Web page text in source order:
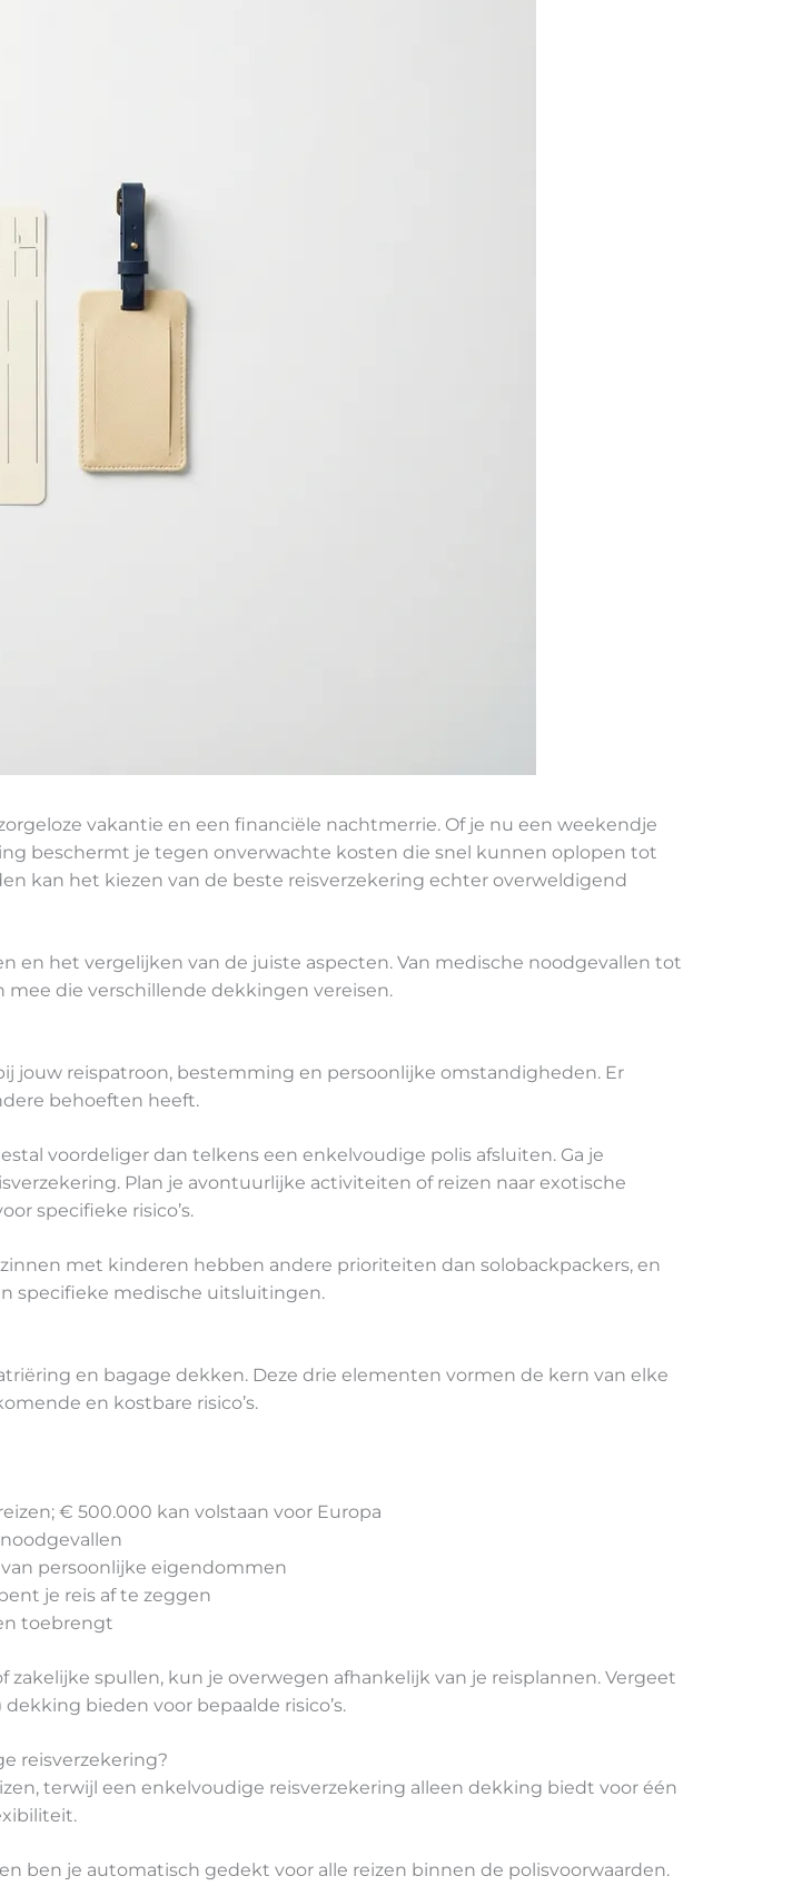
vakantie en een financiële nachtmerrie. Of je nu een weekendje
beschermt je tegen onverwachte kosten die snel kunnen oplopen tot
kan het kiezen van de beste reisverzekering echter overweldigend
en het vergelijken van de juiste aspecten. Van medische noodgevallen tot
mee die verschillende dekkingen vereisen.
jouw reispatroon, bestemming en persoonlijke omstandigheden. Er
behoeften heeft.
voordeliger dan telkens een enkelvoudige polis afsluiten. Ga je
Plan je avontuurlijke activiteiten of reizen naar exotische
specifieke risico’s.
met kinderen hebben andere prioriteiten dan solobackpackers, en
specifieke medische uitsluitingen.
en bagage dekken. Deze drie elementen vormen de kern van elke
en kostbare risico’s.
€ 500.000 kan volstaan voor Europa
persoonlijke eigendommen
je reis af te zeggen
toebrengt
spullen, kun je overwegen afhankelijk van je reisplannen. Vergeet
bieden voor bepaalde risico’s.
reisverzekering?
terwijl een enkelvoudige reisverzekering alleen dekking biedt voor één
ben je automatisch gedekt voor alle reizen binnen de polisvoorwaarden.